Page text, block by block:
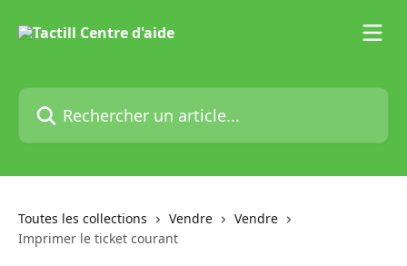
Rechercher un article...
Toutes les collections Vendre
Vendre
Imprimer le ticket courant